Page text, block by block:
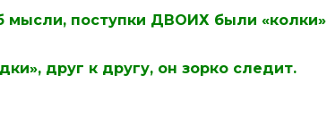
мысли, поступки ДВОИХ были «колки»
друг к другу, он зорко следит.